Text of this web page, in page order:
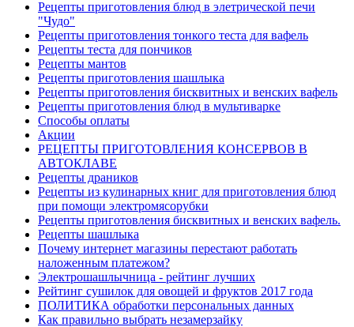
Рецепты приготовления блюд в элетрической печи
"Чудо"
Рецепты приготовления тонкого теста для вафель
Рецепты теста для пончиков
Рецепты мантов
Рецепты приготовления шашлыка
Рецепты приготовления бисквитных и венских вафель
Рецепты приготовления блюд в мультиварке
Способы оплаты
Акции
РЕЦЕПТЫ ПРИГОТОВЛЕНИЯ КОНСЕРВОВ В
АВТОКЛАВЕ
Рецепты драников
Рецепты из кулинарных книг для приготовления блюд
при помощи электромясорубки
Рецепты приготовления бисквитных и венских вафель.
Рецепты шашлыка
Почему интернет магазины перестают работать
наложенным платежом?
Электрошашлычница - рейтинг лучших
Рейтинг сушилок для овощей и фруктов 2017 года
ПОЛИТИКА обработки персональных данных
Как правильно выбрать незамерзайку